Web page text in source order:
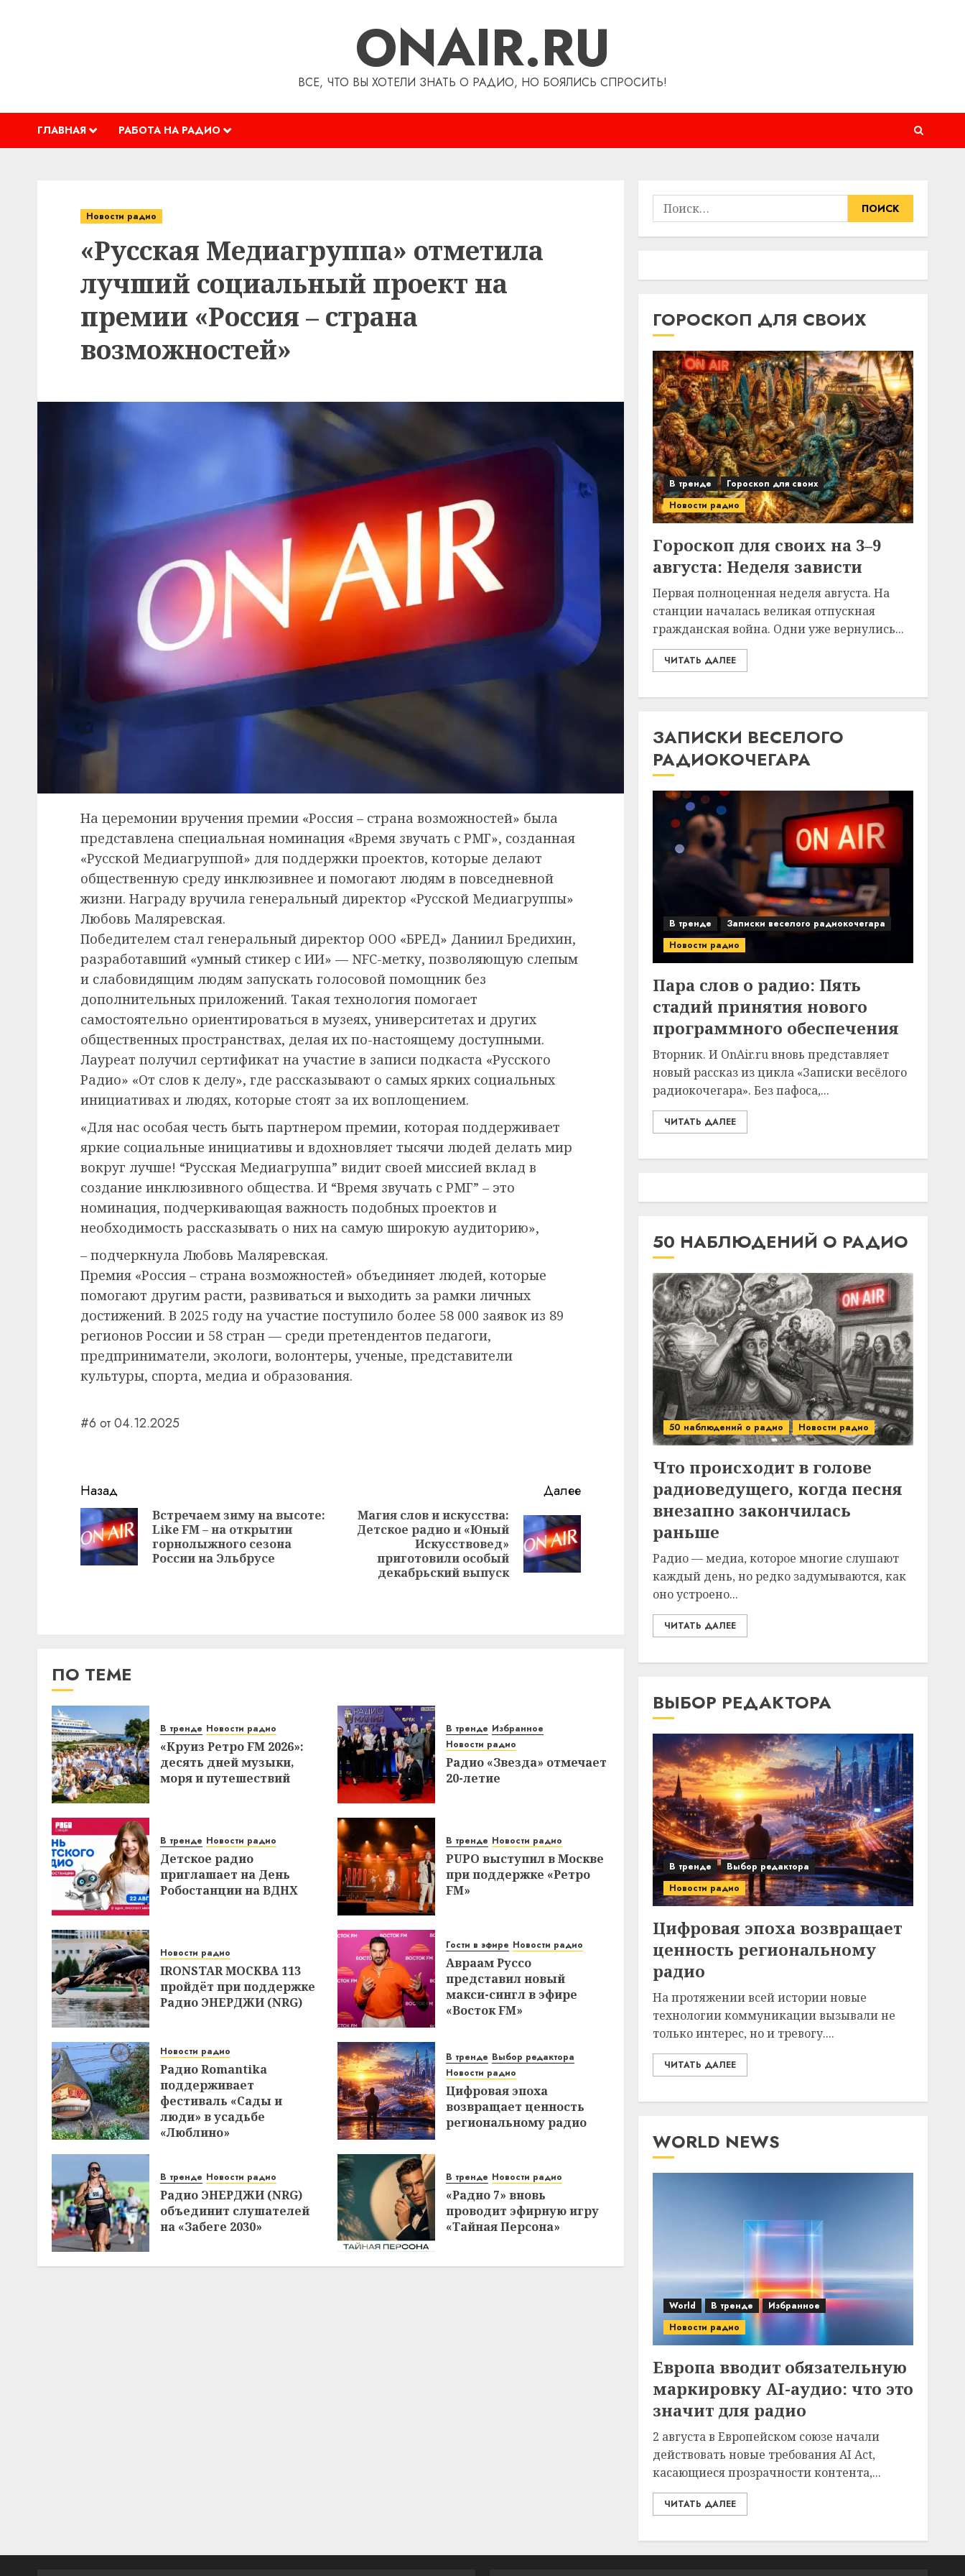
ONAIR.RU
ВСЕ, ЧТО ВЫ ХОТЕЛИ ЗНАТЬ О РАДИО, НО БОЯЛИСЬ СПРОСИТЬ!
ГЛАВНАЯ РАБОТА НА РАДИО
Новости радио
«Русская Медиагруппа» отметила
лучший социальный проект на
премии «Россия – страна
возможностей»
На церемонии вручения премии «Россия – страна возможностей» была
представлена специальная номинация «Время звучать с РМГ», созданная
«Русской Медиагруппой» для поддержки проектов, которые делают
общественную среду инклюзивнее и помогают людям в повседневной
жизни. Награду вручила генеральный директор «Русской Медиагруппы»
Любовь Маляревская.
Победителем стал генеральный директор ООО «БРЕД» Даниил Бредихин,
разработавший «умный стикер с ИИ» — NFC-метку, позволяющую слепым
и слабовидящим людям запускать голосовой помощник без
дополнительных приложений. Такая технология помогает
самостоятельно ориентироваться в музеях, университетах и других
общественных пространствах, делая их по-настоящему доступными.
Лауреат получил сертификат на участие в записи подкаста «Русского
Радио» «От слов к делу», где рассказывают о самых ярких социальных
инициативах и людях, которые стоят за их воплощением.
«Для нас особая честь быть партнером премии, которая поддерживает
яркие социальные инициативы и вдохновляет тысячи людей делать мир
вокруг лучше! “Русская Медиагруппа” видит своей миссией вклад в
создание инклюзивного общества. И “Время звучать с РМГ” – это
номинация, подчеркивающая важность подобных проектов и
необходимость рассказывать о них на самую широкую аудиторию»,
– подчеркнула Любовь Маляревская.
Премия «Россия – страна возможностей» объединяет людей, которые
помогают другим расти, развиваться и выходить за рамки личных
достижений. В 2025 году на участие поступило более 58 000 заявок из 89
регионов России и 58 стран — среди претендентов педагоги,
предприниматели, экологи, волонтеры, ученые, представители
культуры, спорта, медиа и образования.
#6 от 04.12.2025
Навигация
записи
Назад
Предыдущая
Встречаем зиму на высоте:
Like FM – на открытии
горнолыжного сезона
России на Эльбрусе
Далее
Следующая
запись:
Магия слов и искусства:
Детское радио и «Юный
Искусствовед»
приготовили особый
декабрьский выпуск
ПО ТЕМЕ
В тренде Новости радио
«Круиз Ретро FM 2026»:
десять дней музыки,
моря и путешествий
В тренде Избранное
Новости радио
Радио «Звезда» отмечает
20-летие
В тренде Новости радио
Детское радио
приглашает на День
Робостанции на ВДНХ
В тренде Новости радио
PUPO выступил в Москве
при поддержке «Ретро
FM»
Новости радио
IRONSTAR МОСКВА 113
пройдёт при поддержке
Радио ЭНЕРДЖИ (NRG)
Гости в эфире Новости радио
Авраам Руссо
представил новый
макси-сингл в эфире
«Восток FM»
Новости радио
Радио Romantika
поддерживает
фестиваль «Сады и
люди» в усадьбе
«Люблино»
В тренде Выбор редактора
Новости радио
Цифровая эпоха
возвращает ценность
региональному радио
В тренде Новости радио
Радио ЭНЕРДЖИ (NRG)
объединит слушателей
на «Забеге 2030»
В тренде Новости радио
«Радио 7» вновь
проводит эфирную игру
«Тайная Персона»
Найти:
ГОРОСКОП ДЛЯ СВОИХ
В тренде
Гороскоп для своих
Новости радио
Гороскоп для своих на 3–9
августа: Неделя зависти
Первая полноценная неделя августа. На
станции началась великая отпускная
гражданская война. Одни уже вернулись...
ЧИТАТЬ ДАЛЕЕ
ЗАПИСКИ ВЕСЕЛОГО
РАДИОКОЧЕГАРА
В тренде
Записки веселого радиокочегара
Новости радио
Пара слов о радио: Пять
стадий принятия нового
программного обеспечения
Вторник. И OnAir.ru вновь представляет
новый рассказ из цикла «Записки весёлого
радиокочегара». Без пафоса,...
ЧИТАТЬ ДАЛЕЕ
50 НАБЛЮДЕНИЙ О РАДИО
50 наблюдений о радио Новости радио
Что происходит в голове
радиоведущего, когда песня
внезапно закончилась
раньше
Радио — медиа, которое многие слушают
каждый день, но редко задумываются, как
оно устроено...
ЧИТАТЬ ДАЛЕЕ
ВЫБОР РЕДАКТОРА
В тренде
Выбор редактора
Новости радио
Цифровая эпоха возвращает
ценность региональному
радио
На протяжении всей истории новые
технологии коммуникации вызывали не
только интерес, но и тревогу....
ЧИТАТЬ ДАЛЕЕ
WORLD NEWS
World В тренде
Избранное
Новости радио
Европа вводит обязательную
маркировку AI-аудио: что это
значит для радио
2 августа в Европейском союзе начали
действовать новые требования AI Act,
касающиеся прозрачности контента,...
ЧИТАТЬ ДАЛЕЕ